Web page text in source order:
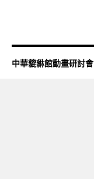
中華貔貅館動畫研討會